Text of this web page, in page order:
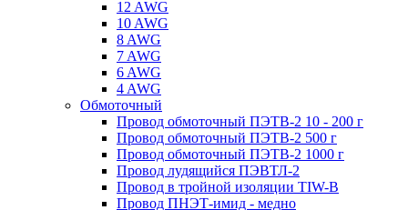
12 AWG
10 AWG
8 AWG
7 AWG
6 AWG
4 AWG
Обмоточный
Провод обмоточный ПЭТВ-2 10 - 200 г
Провод обмоточный ПЭТВ-2 500 г
Провод обмоточный ПЭТВ-2 1000 г
Провод лудящийся ПЭВТЛ-2
Провод в тройной изоляции TIW-B
Провод ПНЭТ-имид - медно